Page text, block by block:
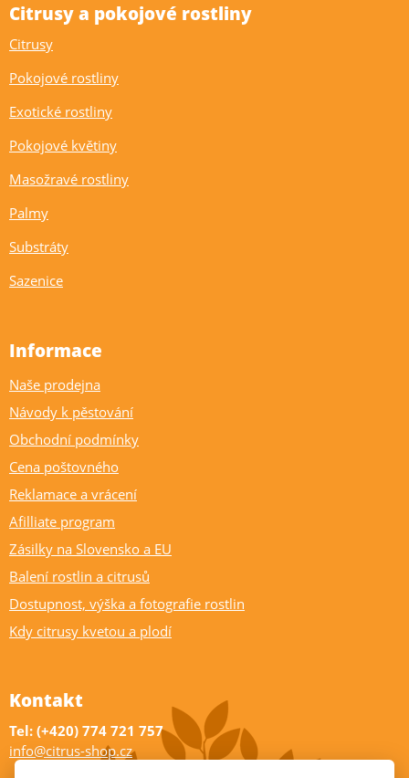
Citrusy a pokojové rostliny
Citrusy
Pokojové rostliny
Exotické rostliny
Pokojové květiny
Masožravé rostliny
Palmy
Substráty
Sazenice
Informace
Naše prodejna
Návody k pěstování
Obchodní podmínky
Cena poštovného
Reklamace a vrácení
Afilliate program
Zásilky na Slovensko a EU
Balení rostlin a citrusů
Dostupnost, výška a fotografie rostlin
Kdy citrusy kvetou a plodí
Kontakt
Tel: (+420) 774 721 757
info@citrus-shop.cz